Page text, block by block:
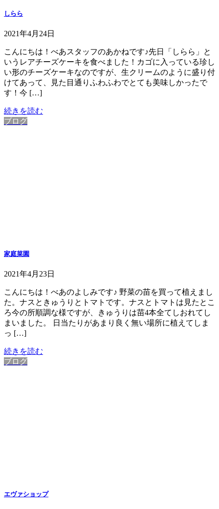
しらら
2021年4月24日
こんにちは！べあスタッフのあかねです♪先日「しらら」と
いうレアチーズケーキを食べました！カゴに入っている珍し
い形のチーズケーキなのですが、生クリームのように盛り付
けてあって、見た目通りふわふわでとても美味しかったで
す！今 […]
続きを読む
ブログ
家庭菜園
2021年4月23日
こんにちは！べあのよしみです♪ 野菜の苗を買って植えまし
た。ナスときゅうりとトマトです。ナスとトマトは見たとこ
ろ今の所順調な様ですが、きゅうりは苗4本全てしおれてし
まいました。 日当たりがあまり良く無い場所に植えてしま
っ […]
続きを読む
ブログ
エヴァショップ